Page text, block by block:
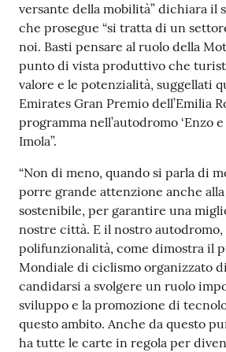
Servizi
on-
line
Seguici
su
versante della mobilità” dichiara il
che prosegue “si tratta di un
noi. Basti pensare al ruolo della
punto di vista produttivo che
valore e le potenzialità, suggellati
Emirates Gran Premio dell’Emilia
programma nell’autodromo ‘Enzo
Imola”.
“Non di meno, quando si parla di
porre grande attenzione anche
sostenibile, per garantire una
nostre città. E il nostro autodromo,
polifunzionalità, come dimostra il
Mondiale di ciclismo organizzato
candidarsi a svolgere un ruolo
sviluppo e la promozione di
questo ambito. Anche da questo
ha tutte le carte in regola per